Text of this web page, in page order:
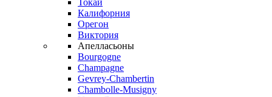
Токай
Калифорния
Орегон
Виктория
Апелласьоны
Bourgogne
Champagne
Gevrey-Chambertin
Chambolle-Musigny